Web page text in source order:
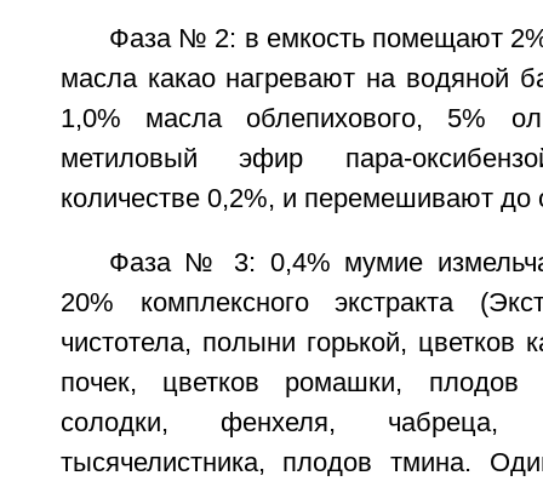
Фаза № 2: в емкость помещают
масла какао нагревают на водяной
1,0% масла облепихового, 5%
метиловый эфир пара-
количестве 0,2%, и перемешивают до
Фаза № 3: 0,4% мумие
20% комплексного экстракта
чистотела, полыни горькой, цветков
почек, цветков ромашки, плодов
солодки, фенхеля, чабреца,
тысячелистника, плодов тмина.